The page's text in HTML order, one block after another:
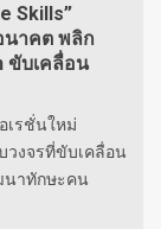
Skills”
าคต พลิก
ขับเคลื่อน
เรชั่นใหม่
วงจรที่ขับเคลื่อน
นาทักษะคน